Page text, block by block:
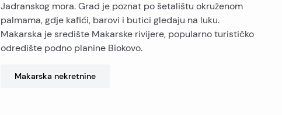
Jadranskog mora. Grad je poznat po šetalištu okruženom
palmama, gdje kafići, barovi i butici gledaju na luku.
Makarska je središte Makarske rivijere, popularno turističko
odredište podno planine Biokovo.
Makarska nekretnine